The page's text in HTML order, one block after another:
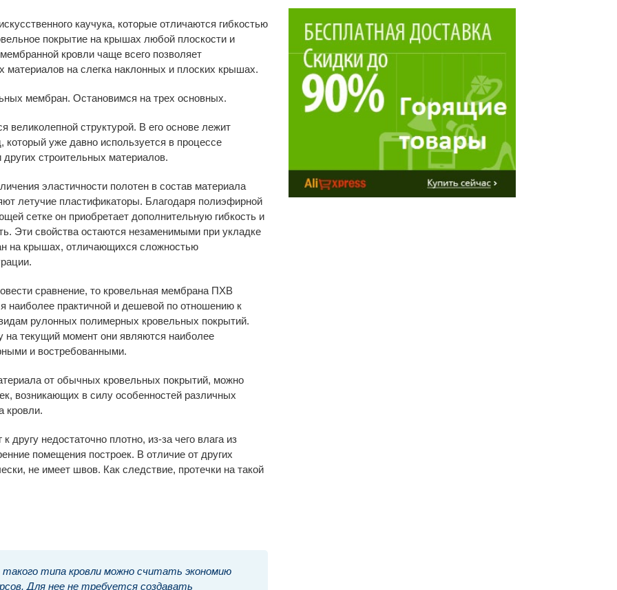
каучука, которые отличаются гибкостью
покрытие на крышах любой плоскости и
кровли чаще всего позволяет
материалов на слегка наклонных и плоских крышах.
мембран. Остановимся на трех основных.
структурой. В его основе лежит
уже давно используется в процессе
строительных материалов.
эластичности полотен в состав материала
летучие пластификаторы. Благодаря полиэфирной
сетке он приобретает дополнительную гибкость и
Эти свойства остаются незаменимыми при укладке
на крышах, отличающихся сложностью
сравнение, то кровельная мембрана ПХВ
наиболее практичной и дешевой по отношению к
рулонных полимерных кровельных покрытий.
на текущий момент они являются наиболее
и востребованными.
от обычных кровельных покрытий, можно
возникающих в силу особенностей различных
кровли.
другу недостаточно плотно, из-за чего влага из
помещения построек. В отличие от других
не имеет швов. Как следствие, протечки на такой
типа кровли можно считать экономию
Для нее не требуется создавать